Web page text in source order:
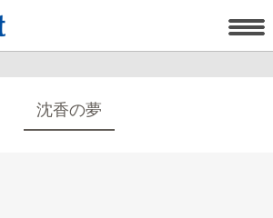
沈香の夢